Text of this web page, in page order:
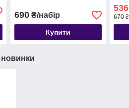
690₴/набір
Купити
536
670
новинки